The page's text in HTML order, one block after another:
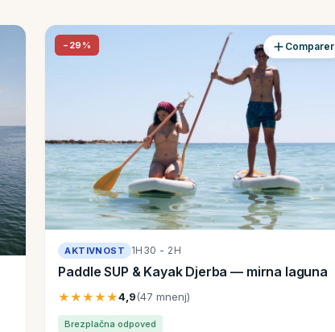
−29%
AKTIVNOST 1H30 - 2H
Paddle SUP & Kayak Djerba — mirna laguna
★★★★★4,9(47 mnenj)
Brezplačna odpoved
Comparer